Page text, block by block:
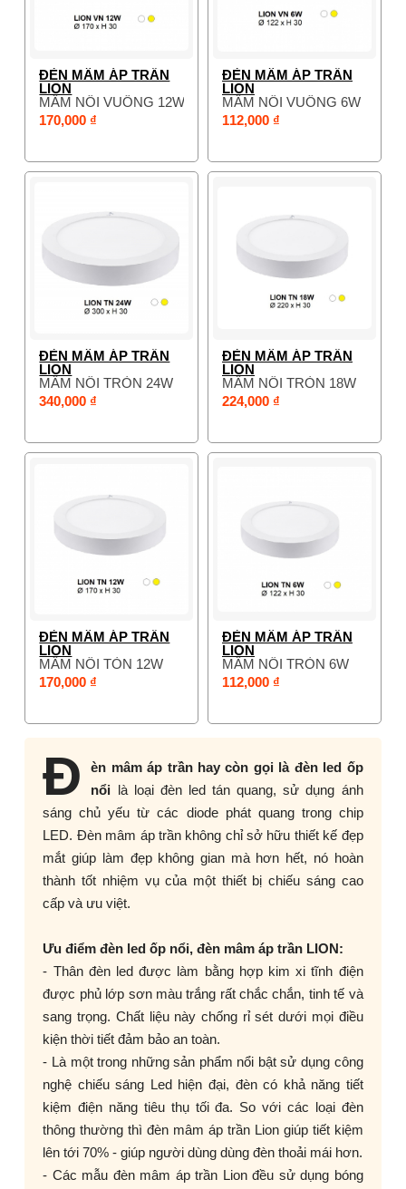
ĐÈN MÂM ÁP TRẦN
LION
MÂM NỔI VUÔNG 12W
170,000 ₫
ĐÈN MÂM ÁP TRẦN
LION
MÂM NỔI VUÔNG 6W
112,000 ₫
ĐÈN MÂM ÁP TRẦN
LION
MÂM NỔI TRÒN 24W
340,000 ₫
ĐÈN MÂM ÁP TRẦN
LION
MÂM NỔI TRÒN 18W
224,000 ₫
ĐÈN MÂM ÁP TRẦN
LION
MÂM NỔI TÒN 12W
170,000 ₫
ĐÈN MÂM ÁP TRẦN
LION
MÂM NỔI TRÒN 6W
112,000 ₫
Đ
èn mâm áp trần hay còn gọi là đèn led ốp
nổi là loại đèn led tán quang, sử dụng ánh
sáng chủ yếu từ các diode phát quang trong chip
LED. Đèn mâm áp trần không chỉ sở hữu thiết kế đẹp
mắt giúp làm đẹp không gian mà hơn hết, nó hoàn
thành tốt nhiệm vụ của một thiết bị chiếu sáng cao
cấp và ưu việt.
Ưu điểm đèn led ốp nổi, đèn mâm áp trần LION:
- Thân đèn led được làm bằng hợp kim xi tĩnh điện
được phủ lớp sơn màu trắng rất chắc chắn, tinh tế và
sang trọng. Chất liệu này chống rỉ sét dưới mọi điều
kiện thời tiết đảm bảo an toàn.
- Là một trong những sản phẩm nổi bật sử dụng công
nghệ chiếu sáng Led hiện đại, đèn có khả năng tiết
kiệm điện năng tiêu thụ tối đa. So với các loại đèn
thông thường thì đèn mâm áp trần Lion giúp tiết kiệm
lên tới 70% - giúp người dùng dùng đèn thoải mái hơn.
- Các mẫu đèn mâm áp trần Lion đều sử dụng bóng